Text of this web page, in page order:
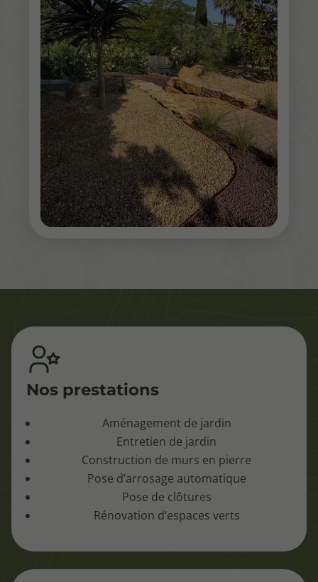
Nos prestations
Aménagement de jardin
Entretien de jardin
Construction de murs en pierre
Pose d’arrosage automatique
Pose de clôtures
Rénovation d’espaces verts